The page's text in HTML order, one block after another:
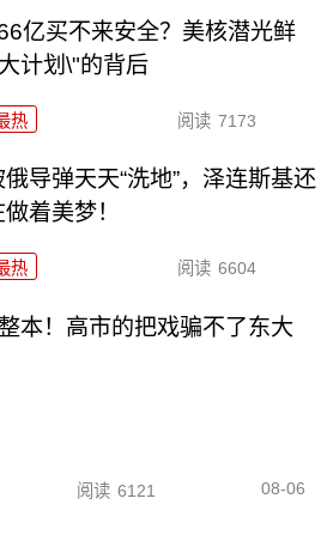
亿买不来安全？美核潜光鲜
计划\"的背后
热 阅读 7173
俄导弹天天“洗地”，泽连斯基还
着美梦！
热 阅读 6604
本！高市的把戏骗不了东大
阅读 6121 08-06